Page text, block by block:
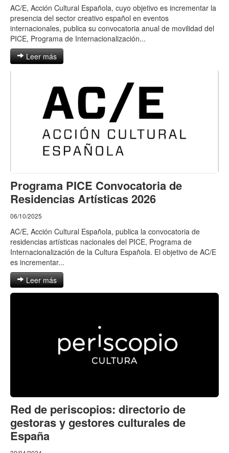
AC/E, Acción Cultural Española, cuyo objetivo es incrementar la
presencia del sector creativo español en eventos
internacionales, publica su convocatoria anual de movilidad del
PICE, Programa de Internacionalización...
Leer más
Programa PICE Convocatoria de
Residencias Artísticas 2026
06/10/2025
AC/E, Acción Cultural Española, publica la convocatoria de
residencias artísticas nacionales del PICE, Programa de
Internacionalización de la Cultura Española. El objetivo de AC/E
es incrementar...
Leer más
Red de periscopios: directorio de
gestoras y gestores culturales de
España